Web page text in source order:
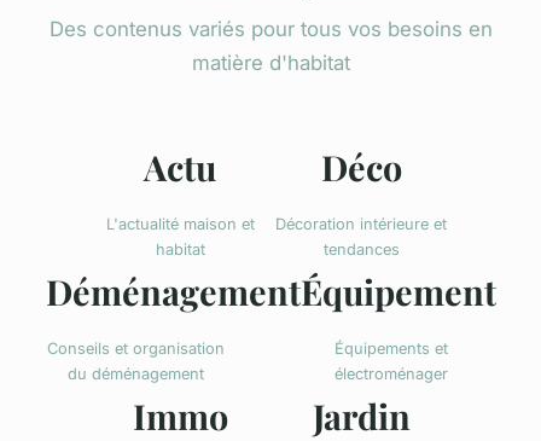
Des contenus variés pour tous vos besoins en
matière d'habitat
Actu
L'actualité maison et
habitat
Déco
Décoration intérieure et
tendances
Déménagement
Conseils et organisation
du déménagement
Équipement
Équipements et
électroménager
Immo Jardin